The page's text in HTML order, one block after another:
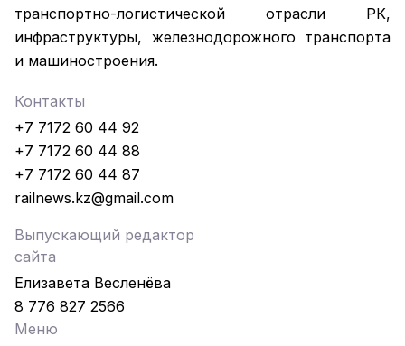
транспортно-логистической отрасли РК,
инфраструктуры, железнодорожного транспорта
и машиностроения.
Контакты
+7 7172 60 44 92
+7 7172 60 44 88
+7 7172 60 44 87
railnews.kz@gmail.com
Выпускающий редактор
сайта
Елизавета Весленёва
8 776 827 2566
Меню